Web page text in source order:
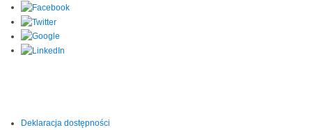
Deklaracja dostępności